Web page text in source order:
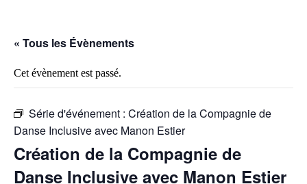
« Tous les Évènements
Cet évènement est passé.
Série d'événement : Création de la Compagnie de
Danse Inclusive avec Manon Estier
Création de la Compagnie de
Danse Inclusive avec Manon Estier